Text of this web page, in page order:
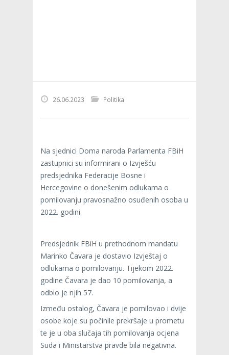
26.06.2023 Politika
Na sjednici Doma naroda Parlamenta FBiH
zastupnici su informirani o Izvješću
predsjednika Federacije Bosne i
Hercegovine o donešenim odlukama o
pomilovanju pravosnažno osuđenih osoba u
2022. godini.
Predsjednik FBiH u prethodnom mandatu
Marinko Čavara je dostavio Izvještaj o
odlukama o pomilovanju. Tijekom 2022.
godine Čavara je dao 10 pomilovanja, a
odbio je njih 57.
Između ostalog, Čavara je pomilovao i dvije
osobe koje su počinile prekršaje u prometu
te je u oba slučaja tih pomilovanja ocjena
Suda i Ministarstva pravde bila negativna.